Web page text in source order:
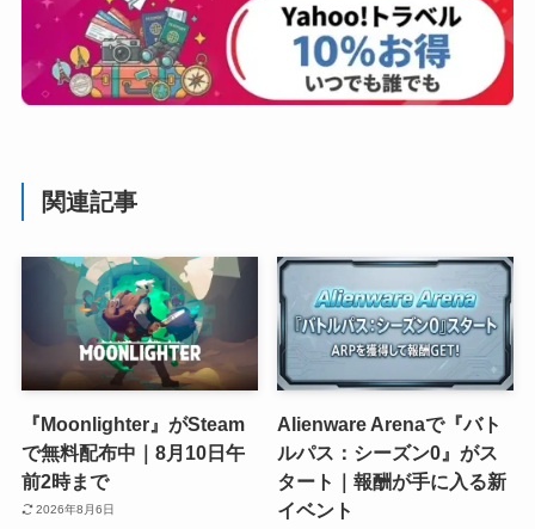
関連記事
『Moonlighter』がSteam
で無料配布中｜8月10日午
前2時まで
2026年8月6日
Alienware Arenaで『バト
ルパス：シーズン0』がス
タート｜報酬が手に入る新
イベント